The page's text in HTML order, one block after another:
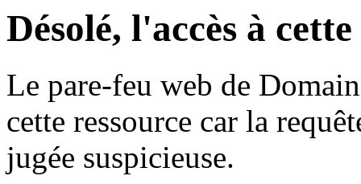
Désolé, l'accès à
Le pare-feu web de
cette ressource car la
jugée suspicieuse.